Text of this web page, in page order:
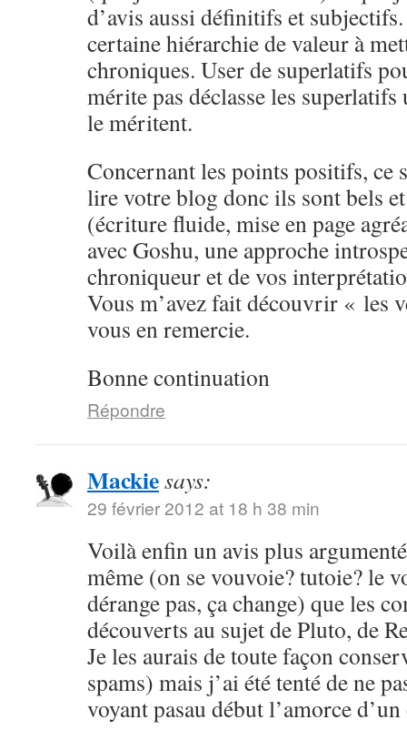
d’avis aussi définitifs et
certaine hiérarchie de valeur à
chroniques. User de superlatifs
mérite pas déclasse les
le méritent.
Concernant les points positifs, ce
lire votre blog donc ils sont bels
(écriture fluide, mise en page
avec Goshu, une approche
chroniqueur et de vos
Vous m’avez fait découvrir « les
vous en remercie.
Bonne continuation
Répondre
Mackiesays:
29 février 2012 at 18 h 38 min
Voilà enfin un avis plus
même (on se vouvoie? tutoie? le
dérange pas, ça change) que les
découverts au sujet de Pluto, de
Je les aurais de toute façon
spams) mais j’ai été tenté de ne
voyant pasau début l’amorce